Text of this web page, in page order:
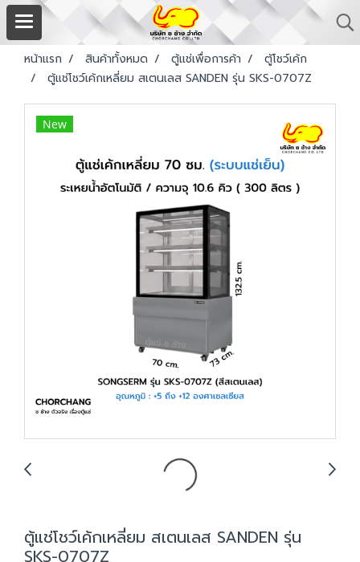
หน้าแรก สินค้าทั้งหมด ตู้แช่เพื่อการค้า
ตู้โชว์เค้ก
ตู้แช่โชว์เค้กเหลี่ยม สเตนเลส SANDEN รุ่น SKS-0707Z
New
ตู้แช่โชว์เค้กเหลี่ยม สเตนเลส SANDEN รุ่น
SKS-0707Z